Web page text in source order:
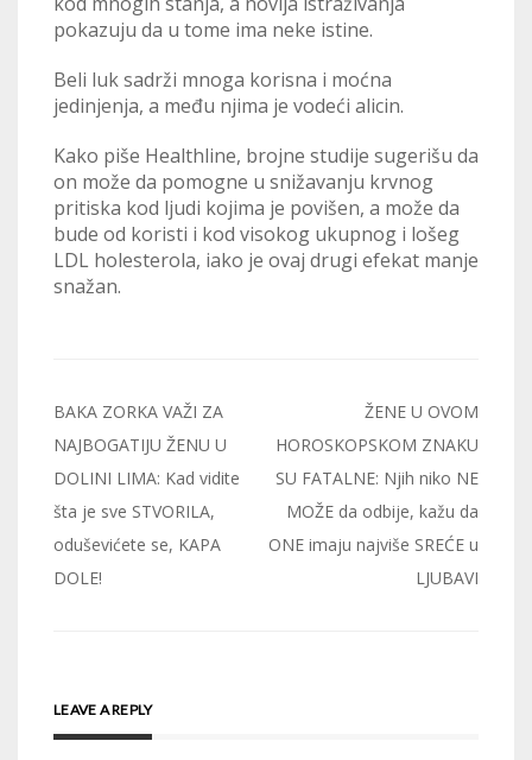
pokazuju da u tome ima neke istine.
Beli luk sadrži mnoga korisna i moćna
jedinjenja, a među njima je vodeći alicin.
Kako piše Healthline, brojne studije sugerišu da
on može da pomogne u snižavanju krvnog
pritiska kod ljudi kojima je povišen, a može da
bude od koristi i kod visokog ukupnog i lošeg
LDL holesterola, iako je ovaj drugi efekat manje
snažan.
Post
navigation
BAKA ZORKA VAŽI ZA
NAJBOGATIJU ŽENU U
DOLINI LIMA: Kad vidite
šta je sve STVORILA,
oduševićete se, KAPA
DOLE!
ŽENE U OVOM
HOROSKOPSKOM ZNAKU
SU FATALNE: Njih niko NE
MOŽE da odbije, kažu da
ONE imaju najviše SREĆE u
LJUBAVI
LEAVE A REPLY